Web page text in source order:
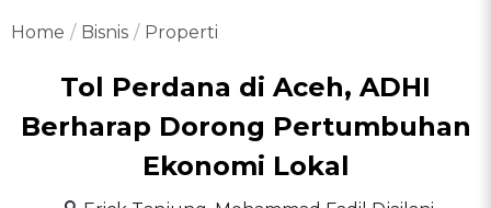
Home Bisnis Properti
Tol Perdana di Aceh, ADHI
Berharap Dorong Pertumbuhan
Ekonomi Lokal